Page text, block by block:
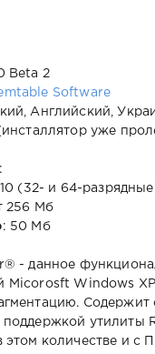
Beta 2
Software
Английский,
уже
:
(32- и 64-
256 Мб
: 50 Мб
- данное
Windows
утилиты
количестве и с